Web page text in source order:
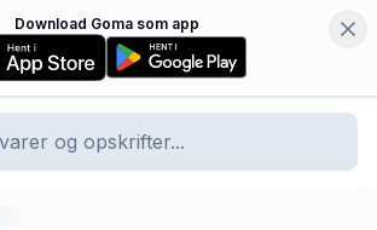
Download Goma som app